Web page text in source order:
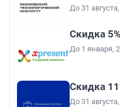
До 31
Скидка
До 1 января,
Скидка
До 31